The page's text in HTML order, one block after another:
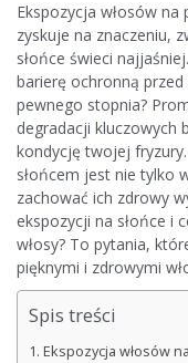
Ekspozycja włosów
zyskuje na znaczeniu,
słońce świeci
barierę ochronną
pewnego stopnia?
degradacji kluczowych
kondycję twojej
słońcem jest nie tylko
zachować ich zdrowy
ekspozycji na słońce i
włosy? To pytania,
pięknymi i zdrowymi
Spis treści
Ekspozycja włosów